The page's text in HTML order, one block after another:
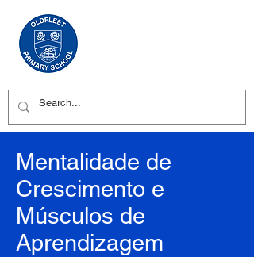
Mentalidade de
Crescimento e
Músculos de
Aprendizagem